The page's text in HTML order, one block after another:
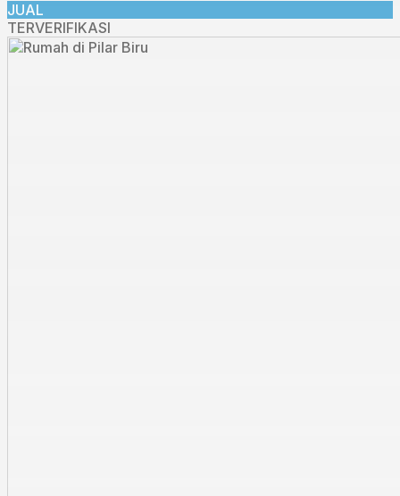
JUAL
TERVERIFIKASI